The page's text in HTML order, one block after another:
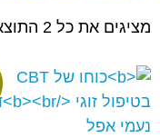
מציגים את כל ⁦2⁩ התוצאות